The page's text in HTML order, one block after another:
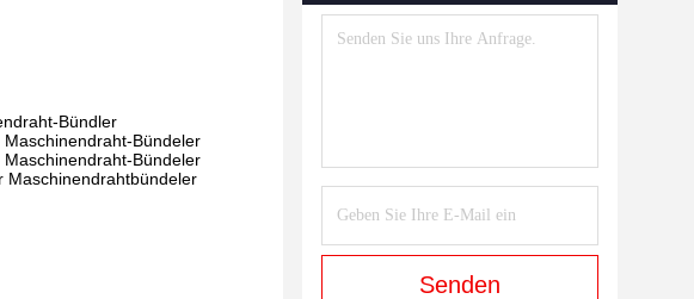
Bündler
Bündeler
Bündeler
Maschinendrahtbündeler
Senden